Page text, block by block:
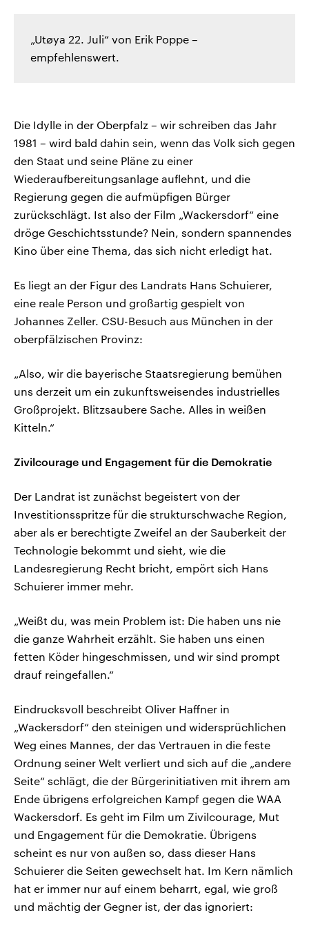
„Utøya 22. Juli“ von Erik Poppe –
empfehlenswert.
Die Idylle in der Oberpfalz – wir schreiben das Jahr
1981 – wird bald dahin sein, wenn das Volk sich gegen
den Staat und seine Pläne zu einer
Wiederaufbereitungsanlage auflehnt, und die
Regierung gegen die aufmüpfigen Bürger
zurückschlägt. Ist also der Film „Wackersdorf“ eine
dröge Geschichtsstunde? Nein, sondern spannendes
Kino über eine Thema, das sich nicht erledigt hat.
Es liegt an der Figur des Landrats Hans Schuierer,
eine reale Person und großartig gespielt von
Johannes Zeller. CSU-Besuch aus München in der
oberpfälzischen Provinz:
„Also, wir die bayerische Staatsregierung bemühen
uns derzeit um ein zukunftsweisendes industrielles
Großprojekt. Blitzsaubere Sache. Alles in weißen
Kitteln.“
Zivilcourage und Engagement für die Demokratie
Der Landrat ist zunächst begeistert von der
Investitionsspritze für die strukturschwache Region,
aber als er berechtigte Zweifel an der Sauberkeit der
Technologie bekommt und sieht, wie die
Landesregierung Recht bricht, empört sich Hans
Schuierer immer mehr.
„Weißt du, was mein Problem ist: Die haben uns nie
die ganze Wahrheit erzählt. Sie haben uns einen
fetten Köder hingeschmissen, und wir sind prompt
drauf reingefallen.“
Eindrucksvoll beschreibt Oliver Haffner in
„Wackersdorf“ den steinigen und widersprüchlichen
Weg eines Mannes, der das Vertrauen in die feste
Ordnung seiner Welt verliert und sich auf die „andere
Seite“ schlägt, die der Bürgerinitiativen mit ihrem am
Ende übrigens erfolgreichen Kampf gegen die WAA
Wackersdorf. Es geht im Film um Zivilcourage, Mut
und Engagement für die Demokratie. Übrigens
scheint es nur von außen so, dass dieser Hans
Schuierer die Seiten gewechselt hat. Im Kern nämlich
hat er immer nur auf einem beharrt, egal, wie groß
und mächtig der Gegner ist, der das ignoriert: